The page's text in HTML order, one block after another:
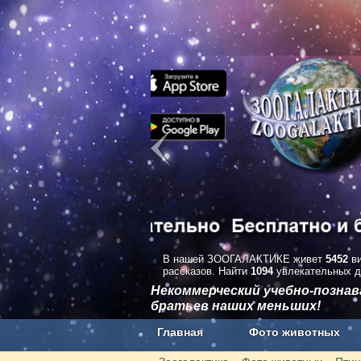
В нашей ЗООГАЛАКТИКЕ живет 5452
рассказов. Найти 1094увлекательных
Некоммерческий учебно-
братьев наших меньших!
Главная Фото животных
Наши приложения. Бесплатно и